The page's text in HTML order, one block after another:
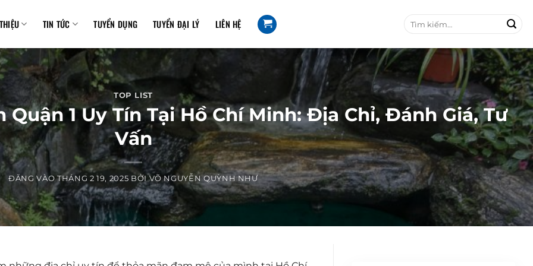
TIN TỨC TUYỂN DỤNG TUYỂN ĐẠI LÝ LIÊN HỆ
k
m
:
TOP LIST
Quận 1 Uy Tín Tại Hồ Chí Minh: Địa Chỉ, Đánh Giá, Tư
Vấn
ĐĂNG VÀOTHÁNG 2 19, 2025 BỞIVÕ NGUYỄN QUỲNH NHƯ